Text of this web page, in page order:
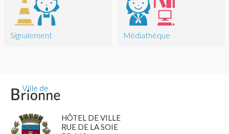
Signalement Médiathèque
HÔTEL DE VILLE
RUE DE LA SOIE